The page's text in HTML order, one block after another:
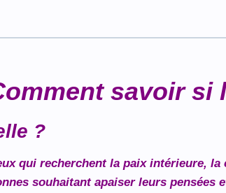
savoir si
?
qui recherchent la paix intérieure,
souhaitant apaiser leurs